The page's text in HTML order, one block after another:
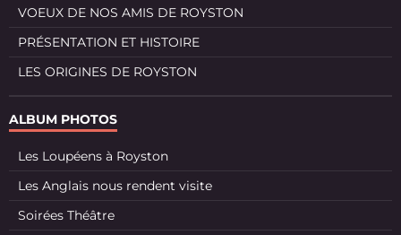
VOEUX DE NOS AMIS DE ROYSTON
PRÉSENTATION ET HISTOIRE
LES ORIGINES DE ROYSTON
ALBUM PHOTOS
Les Loupéens à Royston
Les Anglais nous rendent visite
Soirées Théâtre